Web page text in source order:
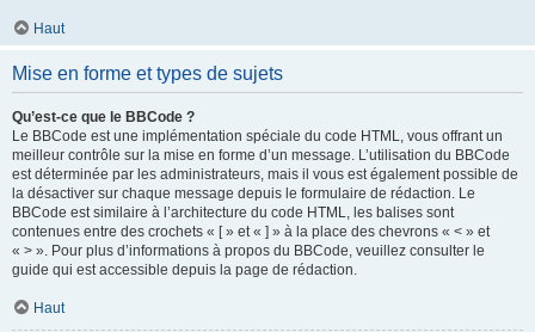
Haut
Mise en forme et types de sujets
Qu’est-ce que le BBCode ?
Le BBCode est une implémentation spéciale du code HTML, vous offrant un
meilleur contrôle sur la mise en forme d’un message. L’utilisation du BBCode
est déterminée par les administrateurs, mais il vous est également possible de
la désactiver sur chaque message depuis le formulaire de rédaction. Le
BBCode est similaire à l’architecture du code HTML, les balises sont
contenues entre des crochets « [ » et « ] » à la place des chevrons « < » et
« > ». Pour plus d’informations à propos du BBCode, veuillez consulter le
guide qui est accessible depuis la page de rédaction.
Haut